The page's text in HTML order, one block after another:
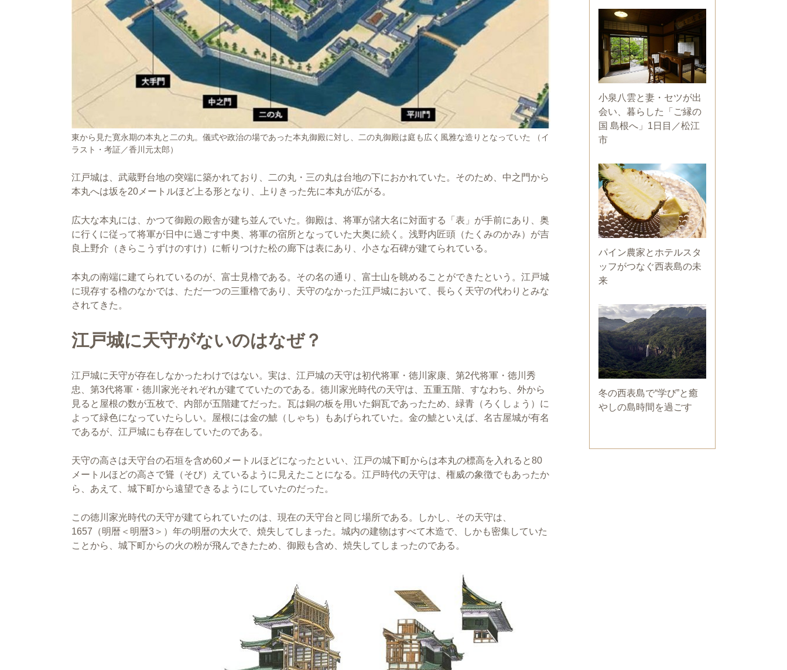
東から見た寛永期の本丸と二の丸。儀式や政治の場であった本丸御殿に対し、二の丸御殿は庭も広く風雅な造りとなっていた （イ
ラスト・考証／香川元太郎）
江戸城は、武蔵野台地の突端に築かれており、二の丸・三の丸は台地の下におかれていた。そのため、中之門から
本丸へは坂を20メートルほど上る形となり、上りきった先に本丸が広がる。
広大な本丸には、かつて御殿の殿舎が建ち並んでいた。御殿は、将軍が諸大名に対面する「表」が手前にあり、奥
に行くに従って将軍が日中に過ごす中奥、将軍の宿所となっていた大奥に続く。浅野内匠頭（たくみのかみ）が吉
良上野介（きらこうずけのすけ）に斬りつけた松の廊下は表にあり、小さな石碑が建てられている。
本丸の南端に建てられているのが、富士見櫓である。その名の通り、富士山を眺めることができたという。江戸城
に現存する櫓のなかでは、ただ一つの三重櫓であり、天守のなかった江戸城において、長らく天守の代わりとみな
されてきた。
江戸城に天守がないのはなぜ？
江戸城に天守が存在しなかったわけではない。実は、江戸城の天守は初代将軍・徳川家康、第2代将軍・徳川秀
忠、第3代将軍・徳川家光それぞれが建てていたのである。徳川家光時代の天守は、五重五階、すなわち、外から
見ると屋根の数が五枚で、内部が五階建てだった。瓦は銅の板を用いた銅瓦であったため、緑青（ろくしょう）に
よって緑色になっていたらしい。屋根には金の鯱（しゃち）もあげられていた。金の鯱といえば、名古屋城が有名
であるが、江戸城にも存在していたのである。
天守の高さは天守台の石垣を含め60メートルほどになったといい、江戸の城下町からは本丸の標高を入れると80
メートルほどの高さで聳（そび）えているように見えたことになる。江戸時代の天守は、権威の象徴でもあったか
ら、あえて、城下町から遠望できるようにしていたのだった。
この徳川家光時代の天守が建てられていたのは、現在の天守台と同じ場所である。しかし、その天守は、
1657（明暦＜明暦3＞）年の明暦の大火で、焼失してしまった。城内の建物はすべて木造で、しかも密集していた
ことから、城下町からの火の粉が飛んできたため、御殿も含め、焼失してしまったのである。
小泉八雲と妻・セツが出
会い、暮らした「ご縁の
国 島根へ」1日目／松江
市
パイン農家とホテルスタ
ッフがつなぐ西表島の未
来
冬の西表島で“学び”と癒
やしの島時間を過ごす